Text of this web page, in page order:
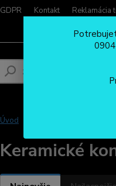
GDPR Kontakt Reklamácia
Úvod
Keramické